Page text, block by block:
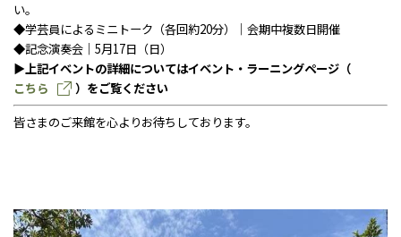
い。
◆学芸員によるミニトーク（各回約20分）｜会期中複数日開催
◆記念演奏会｜5月17日（日）
▶上記イベントの詳細についてはイベント・ラーニングページ（
こちら
）をご覧ください
皆さまのご来館を心よりお待ちしております。